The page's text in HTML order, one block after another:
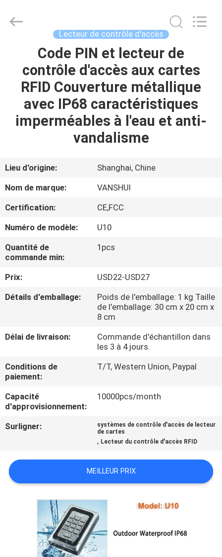
MAISON
PRODUITS
À
DE
NOUS
VISITE
DE
L'USINE
CONTRÔLE
LA
QUALITÉ
NOUS
CONTACTER
DEMANDEZ
UN
DEVIS
VANSHUI
ENTERPRISE
Lecteur de contrôle d'accès
Code PIN et lecteur de
contrôle d'accès aux cartes
RFID Couverture métallique
avec IP68 caractéristiques
imperméables à l'eau et anti-
vandalisme
Lieu d'origine:
Shanghai, Chine
Nom de marque:
VANSHUI
Certification:
CE,FCC
Numéro de modèle:
U10
Quantité de
commande min:
1pcs
Prix:
USD22-USD27
Détails d'emballage:
Poids de l'emballage: 1 kg Taille
de l'emballage: 30 cm x 20 cm x
8 cm
Délai de livraison:
Commande d'échantillon dans
les 3 à 4 jours.
Conditions de
paiement:
T/T, Western Union, Paypal
Capacité
d'approvisionnement:
10000pcs/month
Surligner:
systèmes de contrôle d'accès de lecteur
de cartes
, Lecteur du contrôle d'accès RFID
MEILLEUR PRIX